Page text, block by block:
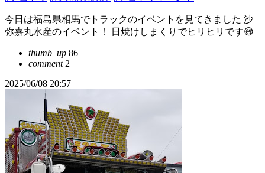
今日は福島県相馬でトラックのイベントを見てきました 沙
弥嘉丸水産のイベント！ 日焼けしまくりでヒリヒリです😅
thumb_up 86
comment2
2025/06/08 20:57